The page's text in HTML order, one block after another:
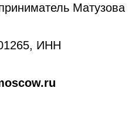
Матузова
ИНН